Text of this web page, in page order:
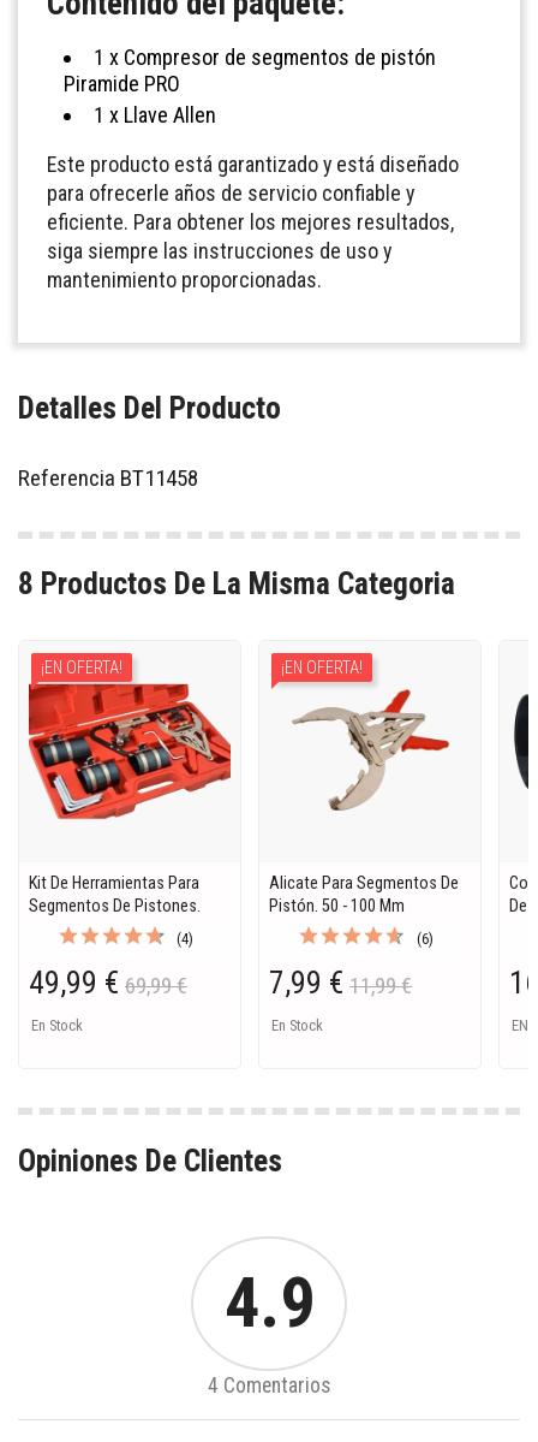
1 x Compresor de segmentos de pistón
Piramide PRO
1 x Llave Allen
Este producto está garantizado y está diseñado
para ofrecerle años de servicio confiable y
eficiente. Para obtener los mejores resultados,
siga siempre las instrucciones de uso y
mantenimiento proporcionadas.
Detalles Del Producto
Referencia BT11458
8 Productos De La Misma Categoria
Kit De Herramientas Para
Segmentos De Pistones.
(4)
49,99 € 69,99 €
En Stock
¡EN OFERTA!
Alicate Para Segmentos De
Pistón. 50 - 100 Mm
(6)
7,99 € 11,99 €
En Stock
¡EN OFERTA!
De
EN
Opiniones De Clientes
4.9
4 Comentarios